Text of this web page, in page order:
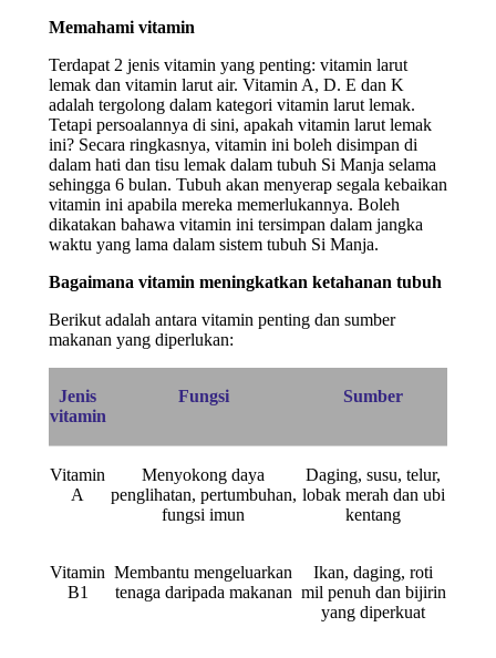
Memahami vitamin
Terdapat 2 jenis vitamin yang penting: vitamin larut
lemak dan vitamin larut air. Vitamin A, D. E dan K
adalah tergolong dalam kategori vitamin larut lemak.
Tetapi persoalannya di sini, apakah vitamin larut lemak
ini? Secara ringkasnya, vitamin ini boleh disimpan di
dalam hati dan tisu lemak dalam tubuh Si Manja selama
sehingga 6 bulan. Tubuh akan menyerap segala kebaikan
vitamin ini apabila mereka memerlukannya. Boleh
dikatakan bahawa vitamin ini tersimpan dalam jangka
waktu yang lama dalam sistem tubuh Si Manja.
Bagaimana vitamin meningkatkan ketahanan tubuh
Berikut adalah antara vitamin penting dan sumber
makanan yang diperlukan:
Jenis
vitamin
Fungsi Sumber
Vitamin
A
Menyokong daya
penglihatan, pertumbuhan,
fungsi imun
Daging, susu, telur,
lobak merah dan ubi
kentang
Vitamin
B1
Membantu mengeluarkan
tenaga daripada makanan
Ikan, daging, roti
mil penuh dan bijirin
yang diperkuat